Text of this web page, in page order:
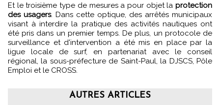
Et le troisième type de mesures a pour objet la protection
des usagers. Dans cette optique, des arrêtés municipaux
visant à interdire la pratique des activités nautiques ont
été pris dans un premier temps. De plus, un protocole de
surveillance et d'intervention a été mis en place par la
ligue locale de surf, en partenariat avec le conseil
régional, la sous-préfecture de Saint-Paul, la DJSCS, Pôle
Emploi et le CROSS.
AUTRES ARTICLES